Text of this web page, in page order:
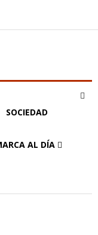
SOCIEDAD
AL DÍA